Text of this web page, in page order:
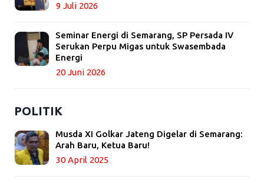
9 Juli 2026
Seminar Energi di Semarang, SP Persada IV
Serukan Perpu Migas untuk Swasembada
Energi
20 Juni 2026
POLITIK
Musda XI Golkar Jateng Digelar di Semarang:
Arah Baru, Ketua Baru!
30 April 2025